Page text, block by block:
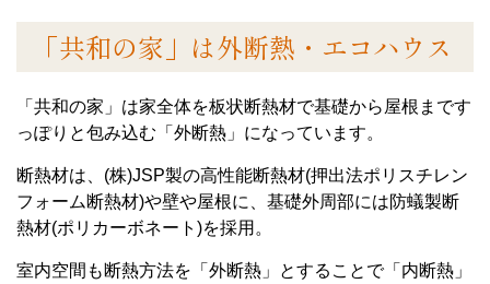
「共和の家」は外断熱・エコハウス
「共和の家」は家全体を板状断熱材で基礎から屋根まです
っぽりと包み込む「外断熱」になっています。
断熱材は、(株)JSP製の高性能断熱材(押出法ポリスチレン
フォーム断熱材)や壁や屋根に、基礎外周部には防蟻製断
熱材(ポリカーボネート)を採用。
室内空間も断熱方法を「外断熱」とすることで「内断熱」